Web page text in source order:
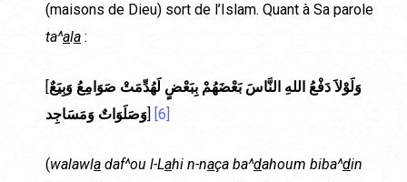
(maisons de Dieu) sort de l’Islam. Quant à Sa parole
ta^ala :
[ وَلَوْلاَ دَفْعُ اللهِ النَّاسَ بَعْضَهُمْ بِبَعْضٍ لَهُدِّمَتْ صَوَامِعُ وَبِيَعٌ
وَصَلَوَاتٌ وَمَسَاجِد ] [6]
(walawla daf^ou l-Lahi n-naça ba^dahoum biba^din